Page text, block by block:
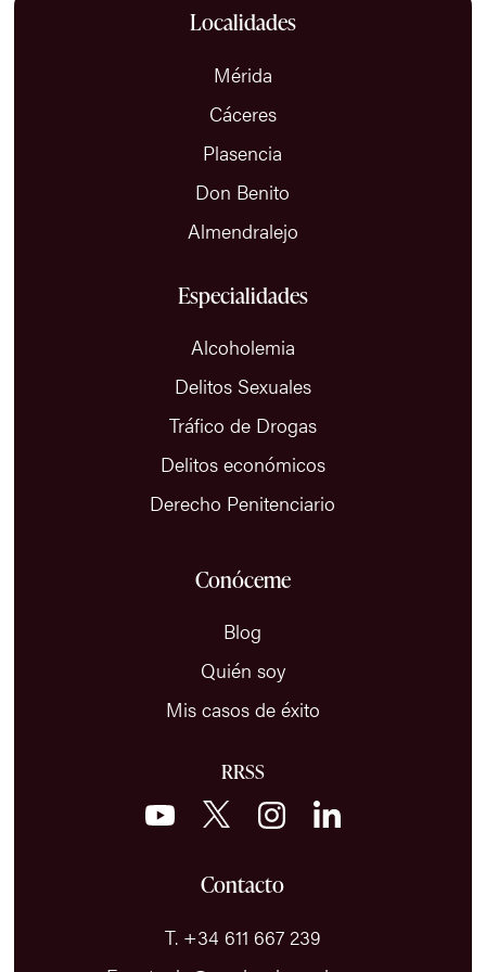
defecto, a lograr la pena más baja, porque de
su gravedad depende el plazo de cancelación
Localidades
Mérida
Cáceres
Plasencia
Don Benito
Almendralejo
Especialidades
Alcoholemia
Delitos Sexuales
Tráfico de Drogas
Delitos económicos
Derecho Penitenciario
Conóceme
Blog
Quién soy
Mis casos de éxito
RRSS
Contacto
T. +34 611 667 239